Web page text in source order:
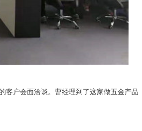
客户会面洽谈。 曹经理到了这家做五金产品